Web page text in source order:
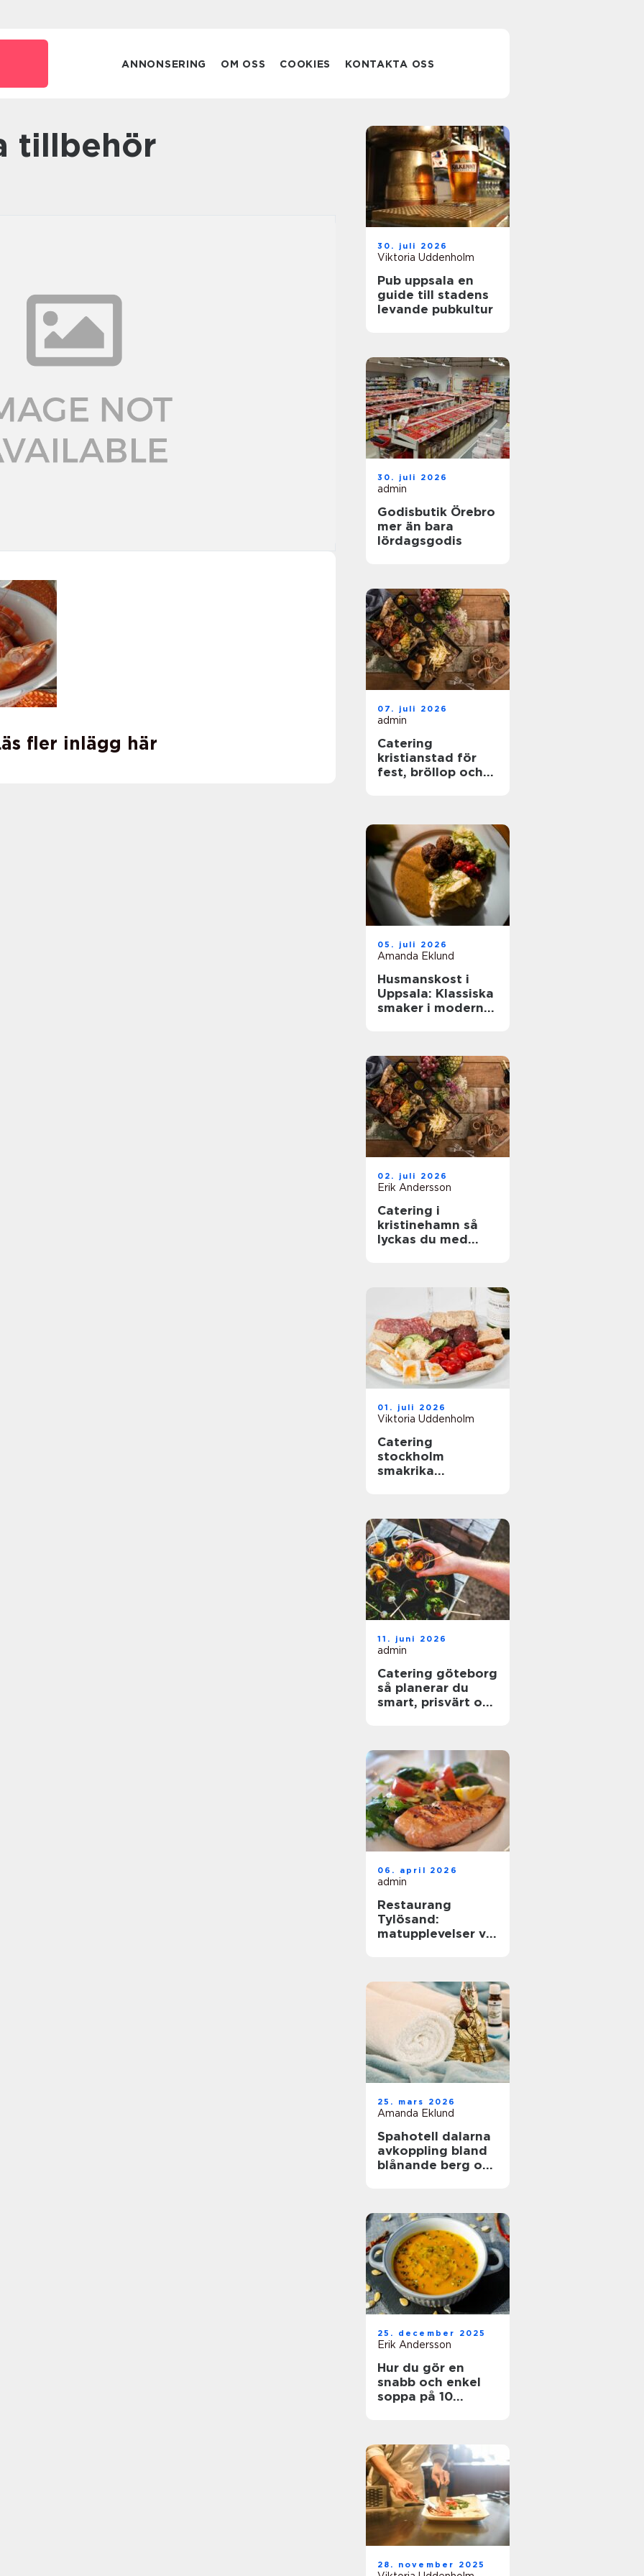
ANNONSERING OM OSS COOKIES KONTAKTA OSS
tillbehör
fler inlägg här
30. juli 2026
Viktoria Uddenholm
Pub uppsala en
guide till stadens
levande pubkultur
30. juli 2026
admin
Godisbutik Örebro
mer än bara
lördagsgodis
07. juli 2026
admin
Catering
kristianstad för
fest, bröllop och
05. juli 2026
Amanda Eklund
Husmanskost i
Uppsala: Klassiska
smaker i modern
02. juli 2026
Erik Andersson
Catering i
kristinehamn så
lyckas du med
01. juli 2026
Viktoria Uddenholm
Catering
stockholm
smakrika
11. juni 2026
admin
Catering göteborg
så planerar du
smart, prisvärt och
06. april 2026
admin
Restaurang
Tylösand:
matupplevelser vid
25. mars 2026
Amanda Eklund
Spahotell dalarna
avkoppling bland
blånande berg och
25. december 2025
Erik Andersson
Hur du gör en
snabb och enkel
soppa på 10
28. november 2025